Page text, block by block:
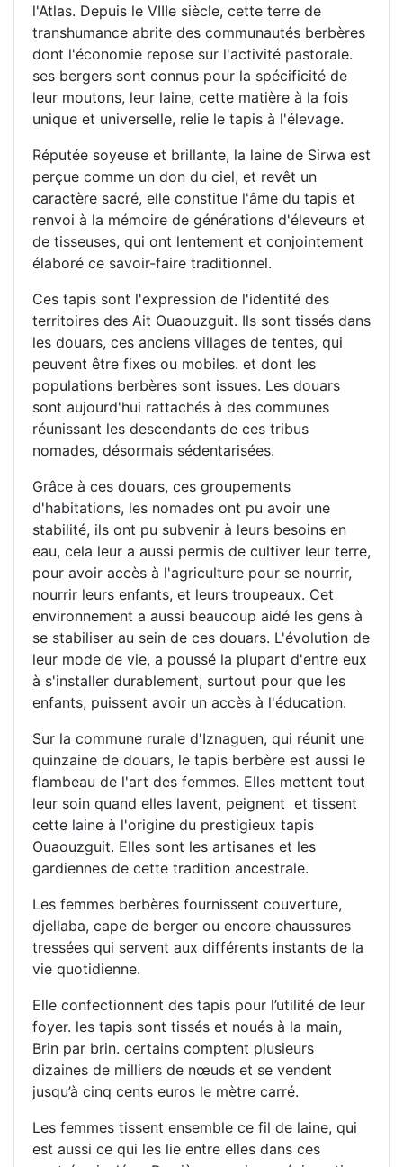
l'Atlas. Depuis le VIIIe siècle, cette terre de
transhumance abrite des communautés berbères
dont l'économie repose sur l'activité pastorale.
ses bergers sont connus pour la spécificité de
leur moutons, leur laine, cette matière à la fois
unique et universelle, relie le tapis à l'élevage.
Réputée soyeuse et brillante, la laine de Sirwa est
perçue comme un don du ciel, et revêt un
caractère sacré, elle constitue l'âme du tapis et
renvoi à la mémoire de générations d'éleveurs et
de tisseuses, qui ont lentement et conjointement
élaboré ce savoir-faire traditionnel.
Ces tapis sont l'expression de l'identité des
territoires des Ait Ouaouzguit. Ils sont tissés dans
les douars, ces anciens villages de tentes, qui
peuvent être fixes ou mobiles. et dont les
populations berbères sont issues. Les douars
sont aujourd'hui rattachés à des communes
réunissant les descendants de ces tribus
nomades, désormais sédentarisées.
Grâce à ces douars, ces groupements
d'habitations, les nomades ont pu avoir une
stabilité, ils ont pu subvenir à leurs besoins en
eau, cela leur a aussi permis de cultiver leur terre,
pour avoir accès à l'agriculture pour se nourrir,
nourrir leurs enfants, et leurs troupeaux. Cet
environnement a aussi beaucoup aidé les gens à
se stabiliser au sein de ces douars. L'évolution de
leur mode de vie, a poussé la plupart d'entre eux
à s'installer durablement, surtout pour que les
enfants, puissent avoir un accès à l'éducation.
Sur la commune rurale d'Iznaguen, qui réunit une
quinzaine de douars, le tapis berbère est aussi le
flambeau de l'art des femmes. Elles mettent tout
leur soin quand elles lavent, peignent et tissent
cette laine à l'origine du prestigieux tapis
Ouaouzguit. Elles sont les artisanes et les
gardiennes de cette tradition ancestrale.
Les femmes berbères fournissent couverture,
djellaba, cape de berger ou encore chaussures
tressées qui servent aux différents instants de la
vie quotidienne.
Elle confectionnent des tapis pour l’utilité de leur
foyer. les tapis sont tissés et noués à la main,
Brin par brin. certains comptent plusieurs
dizaines de milliers de nœuds et se vendent
jusqu’à cinq cents euros le mètre carré.
Les femmes tissent ensemble ce fil de laine, qui
est aussi ce qui les lie entre elles dans ces